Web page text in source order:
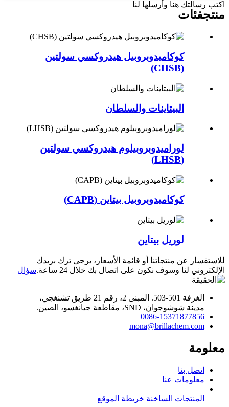
اكتب رسالتك هنا وأرسلها لنا
منتجفئات
كوكاميدوبروبيل هيدروكسي سولتين
(CHSB)
البيتاينات والسلطان
لوراميدوبروبيلوم هيدروكسي سولتين
(LHSB)
كوكاميدوبروبيل بيتاين (CAPB)
لوريل بيتاين
للاستفسار عن منتجاتنا أو قائمة الأسعار، يرجى ترك بريدك
الإلكتروني لنا وسوف نكون على اتصال بك خلال 24 ساعة.
سؤال
الغرفة 501-503. المبنى 2، رقم 21 طريق تشنغجي،
مدينة شوشوجوان، SND، مقاطعة جيانغسو، الصين.
0086-15371877856
mona@brillachem.com
معلومة
اتصل بنا
معلومات عنا
المنتجات الساخنة خريطة الموقع